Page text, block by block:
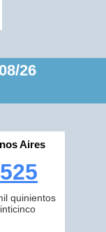
26
Aires
quinientos